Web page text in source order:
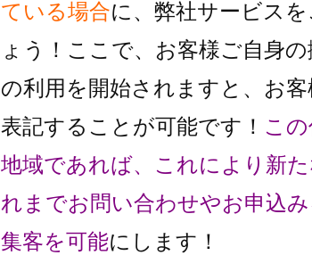
ている場合に、 弊社サービス
ょう！ ここで、お客様ご自身
の利用を 開始されますと、お
表記することが可能です！ こ
地域であれば、これにより 新
れまでお問い合わせやお申込
集客を可能にします！